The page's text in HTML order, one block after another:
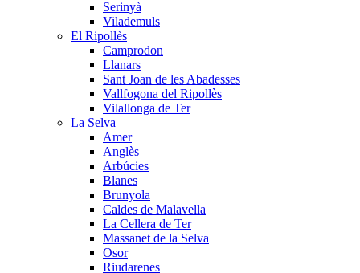
Serinyà
Vilademuls
El Ripollès
Camprodon
Llanars
Sant Joan de les Abadesses
Vallfogona del Ripollès
Vilallonga de Ter
La Selva
Amer
Anglès
Arbúcies
Blanes
Brunyola
Caldes de Malavella
La Cellera de Ter
Massanet de la Selva
Osor
Riudarenes